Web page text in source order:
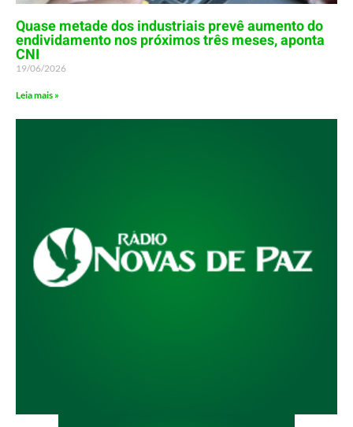
Quase metade dos industriais prevê aumento do
endividamento nos próximos três meses, aponta
CNI
19/06/2026
Leia mais »